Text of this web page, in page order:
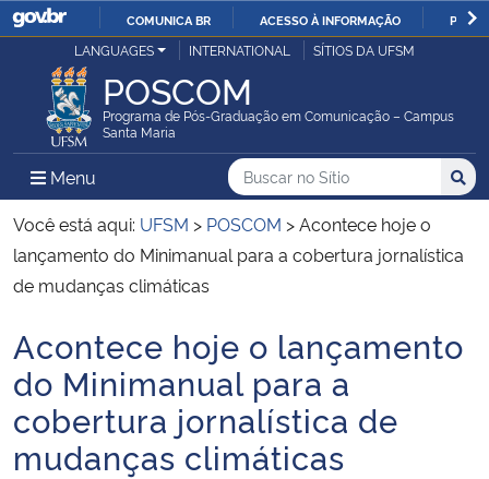
IR
PARA
O
COMUNICA BR ACESSO À INFORMAÇÃO
Ministério da Justiça e Segurança Pública
Ministério da Defesa
Ministério das Relações Exteriores
Ministério da Economia
Ministério da Infraestrutura
Ministério da Agricultura, Pecuária e Abastecimento
Ministério da Educação
LANGUAGES INTERNATIONAL SÍTIOS DA UFSM
POSCOM
Programa de Pós-Graduação em Comunicação – Campus
Santa Maria
Menu Menu Principal do Sítio
Busca
Buscar no no Sítio
Busca:
Você está aqui: UFSM > POSCOM >Acontece hoje o
lançamento do Minimanual para a cobertura jornalística
de mudanças climáticas
Início do conteúdo
Acontece hoje o lançamento
do Minimanual para a
cobertura jornalística de
mudanças climáticas